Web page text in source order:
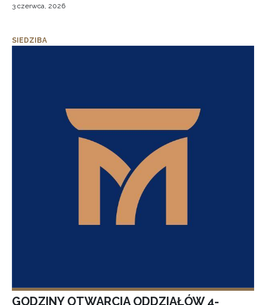
3 czerwca, 2026
SIEDZIBA
GODZINY OTWARCIA ODDZIAŁÓW 4-